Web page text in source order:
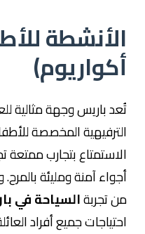
الأنشطة
أكواريوم)
تُعدباريسوجهة مثالية
الترفيهية المخصصة
الاستمتاع بتجارب ممتعة
أجواء آمنة ومليئة
من تجربةالسياحة في
احتياجات جميع أفراد